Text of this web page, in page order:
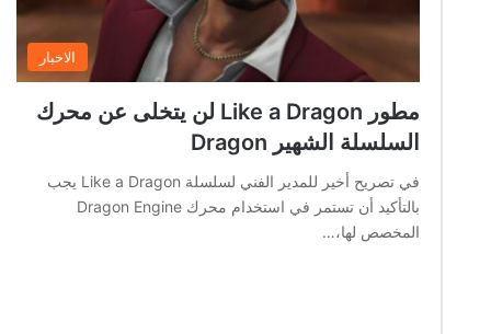
الاخبار
مطور Like a Dragon لن يتخلى عن محرك
السلسلة الشهير Dragon
في تصريح أخير للمدير الفني لسلسلة Like a Dragon يجب
بالتأكيد أن تستمر في استخدام محرك Dragon Engine
المخصص لها،…